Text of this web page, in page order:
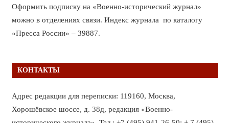
Оформить подписку на «Военно-исторический журнал»
можно в отделениях связи. Индекс журнала по каталогу
«Пресса России» – 39887.
КОНТАКТЫ
Адрес редакции для переписки: 119160, Москва,
Хорошёвское шоссе, д. 38д, редакция «Военно-